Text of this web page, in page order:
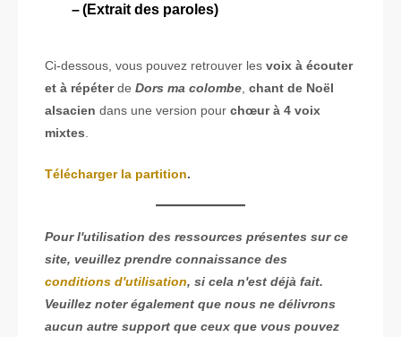
(Extrait des paroles)
Ci-dessous, vous pouvez retrouver les voix à écouter
et à répéterde Dors ma colombe chant de Noël
alsacien dans une version pour chœur à 4 voix
mixtes
Télécharger la partition.
Pour l'utilisation des ressources présentes sur ce
site, veuillez prendre connaissance des
conditions d'utilisation, si cela n'est déjà fait.
Veuillez noter également que nous ne délivrons
aucun autre support que ceux que vous pouvez